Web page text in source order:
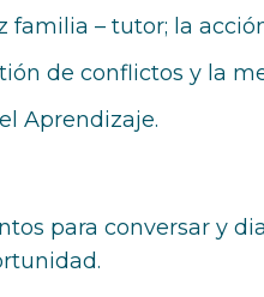
familia – tutor; la
de conflictos y la
Aprendizaje.
para conversar y